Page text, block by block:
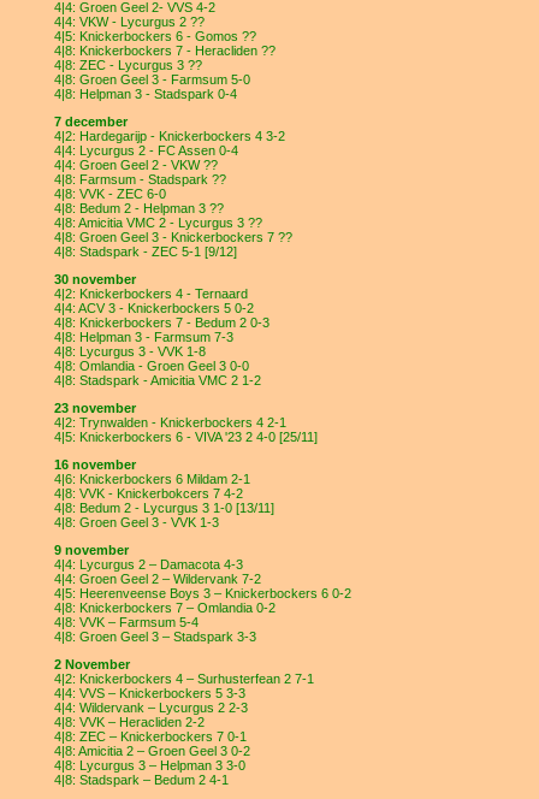
4|4: Groen Geel 2- VVS 4-2
4|4: VKW - Lycurgus 2 ??
4|5: Knickerbockers 6 - Gomos ??
4|8: Knickerbockers 7 - Heracliden ??
4|8: ZEC - Lycurgus 3 ??
4|8: Groen Geel 3 - Farmsum 5-0
4|8: Helpman 3 - Stadspark 0-4
7 december
4|2: Hardegarijp - Knickerbockers 4 3-2
4|4: Lycurgus 2 - FC Assen 0-4
4|4: Groen Geel 2 - VKW ??
4|8: Farmsum - Stadspark ??
4|8: VVK - ZEC 6-0
4|8: Bedum 2 - Helpman 3 ??
4|8: Amicitia VMC 2 - Lycurgus 3 ??
4|8: Groen Geel 3 - Knickerbockers 7 ??
4|8: Stadspark - ZEC 5-1 [9/12]
30 november
4|2: Knickerbockers 4 - Ternaard
4|4: ACV 3 - Knickerbockers 5 0-2
4|8: Knickerbockers 7 - Bedum 2 0-3
4|8: Helpman 3 - Farmsum 7-3
4|8: Lycurgus 3 - VVK 1-8
4|8: Omlandia - Groen Geel 3 0-0
4|8: Stadspark - Amicitia VMC 2 1-2
23 november
4|2: Trynwalden - Knickerbockers 4 2-1
4|5: Knickerbockers 6 - VIVA '23 2 4-0 [25/11]
16 november
4|6: Knickerbockers 6 Mildam 2-1
4|8: VVK - Knickerbokcers 7 4-2
4|8: Bedum 2 - Lycurgus 3 1-0 [13/11]
4|8: Groen Geel 3 - VVK 1-3
9 november
4|4: Lycurgus 2 – Damacota 4-3
4|4: Groen Geel 2 – Wildervank 7-2
4|5: Heerenveense Boys 3 – Knickerbockers 6 0-2
4|8: Knickerbockers 7 – Omlandia 0-2
4|8: VVK – Farmsum 5-4
4|8: Groen Geel 3 – Stadspark 3-3
2 November
4|2: Knickerbockers 4 – Surhusterfean 2 7-1
4|4: VVS – Knickerbockers 5 3-3
4|4: Wildervank – Lycurgus 2 2-3
4|8: VVK – Heracliden 2-2
4|8: ZEC – Knickerbockers 7 0-1
4|8: Amicitia 2 – Groen Geel 3 0-2
4|8: Lycurgus 3 – Helpman 3 3-0
4|8: Stadspark – Bedum 2 4-1